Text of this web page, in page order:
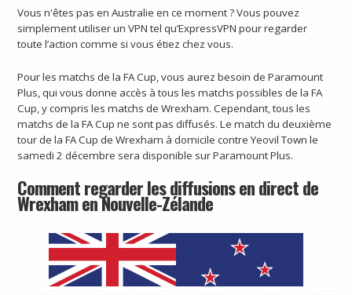
Vous n'êtes pas en Australie en ce moment ? Vous pouvez
simplement utiliser un VPN tel qu’ExpressVPN pour regarder
toute l’action comme si vous étiez chez vous.
Pour les matchs de la FA Cup, vous aurez besoin de Paramount
Plus, qui vous donne accès à tous les matchs possibles de la FA
Cup, y compris les matchs de Wrexham. Cependant, tous les
matchs de la FA Cup ne sont pas diffusés. Le match du deuxième
tour de la FA Cup de Wrexham à domicile contre Yeovil Town le
samedi 2 décembre sera disponible sur Paramount Plus.
Comment regarder les diffusions en direct de
Wrexham en Nouvelle-Zélande